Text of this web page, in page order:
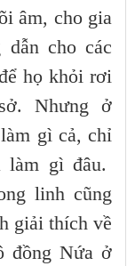
âm, cho gia
cho các
họ khỏi rơi
Nhưng ở
gì cả, chỉ
gì đâu.
linh cũng
giải thích về
đồng Nứa ở